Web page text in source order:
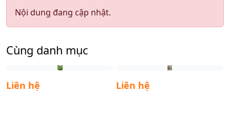
Nội dung đang cập nhật.
Cùng danh mục
Liên hệ Liên hệ